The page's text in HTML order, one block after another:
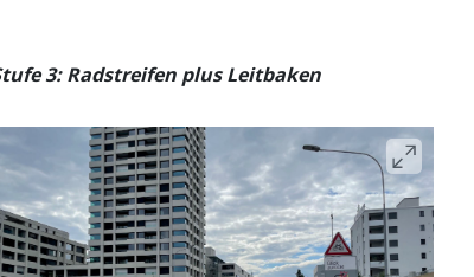
3: Radstreifen plus Leitbaken